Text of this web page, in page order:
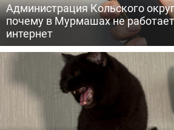
Администрация Кольского
почему в Мурмашах не
интернет